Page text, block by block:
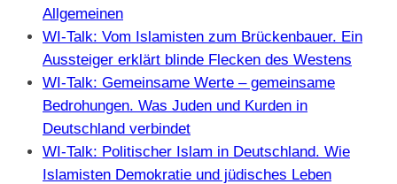
Allgemeinen
WI-Talk: Vom Islamisten zum Brückenbauer. Ein
Aussteiger erklärt blinde Flecken des Westens
WI-Talk: Gemeinsame Werte – gemeinsame
Bedrohungen. Was Juden und Kurden in
Deutschland verbindet
WI-Talk: Politischer Islam in Deutschland. Wie
Islamisten Demokratie und jüdisches Leben